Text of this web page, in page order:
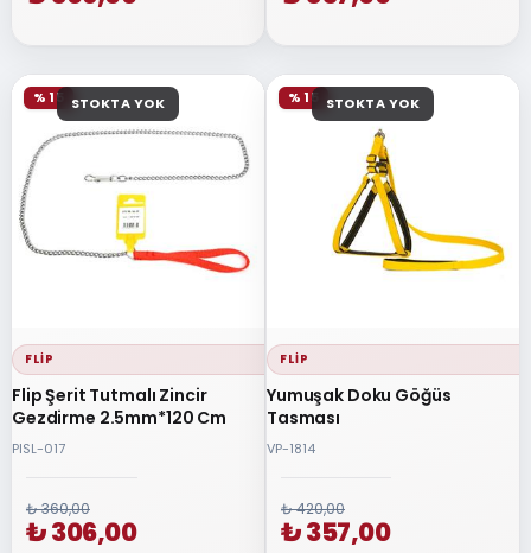
STOKTA YOK
FLIP
Flip Şerit Tutmalı Zincir
Gezdirme 2.5mm*120 Cm
PISL-017
% 15
₺ 360,00
₺ 306,00
STOKTA YOK
FLIP
Yumuşak Doku Göğüs
Tasması
VP-1814
% 15
₺ 420,00
₺ 357,00